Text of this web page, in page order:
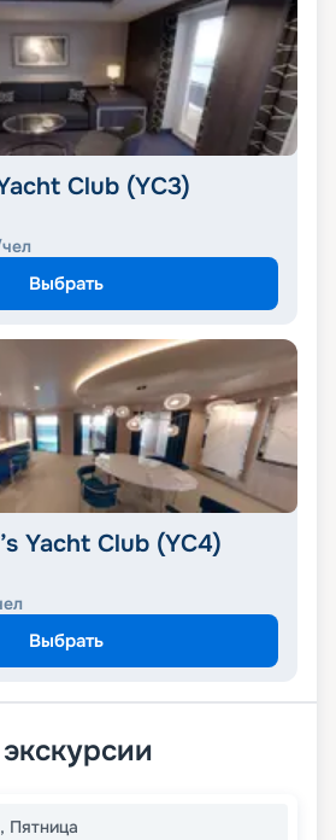
Club (YC3)
Выбрать
Yacht Club (YC4)
Выбрать
, Пятница